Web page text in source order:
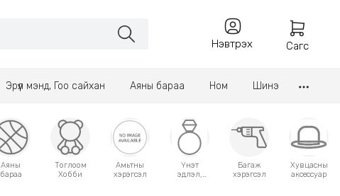
Нэвтрэх Сагс
Эрүүл мэнд, Гоо сайхан Аяны бараа Ном Шинэ
Аяны
бараа
Тоглоом
Хобби
Амьтны
хэрэгсэл
Үнэт
эдлэл,
Багаж
хэрэгсэл
Хувцасны
аксессуар